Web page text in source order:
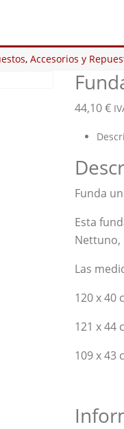
, Accesorios y
44,10€
Funda
Esta
Nettuno,
Las
120 x 40
121 x 44
109 x 43